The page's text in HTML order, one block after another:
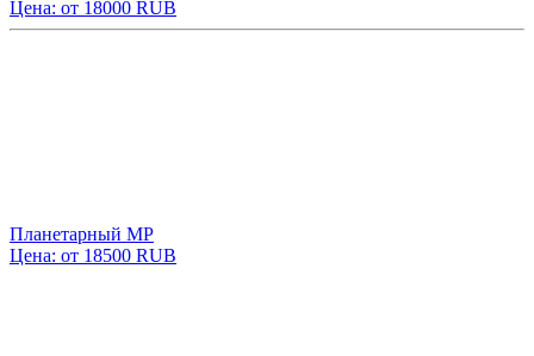
Цена: от 18000 RUB
Планетарный МР
Цена: от 18500 RUB